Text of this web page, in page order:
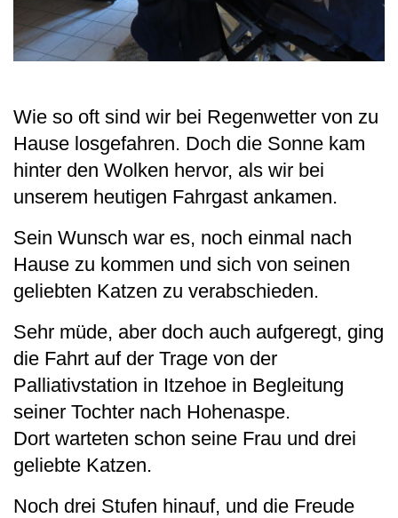
Wie so oft sind wir bei Regenwetter von zu
Hause losgefahren. Doch die Sonne kam
hinter den Wolken hervor, als wir bei
unserem heutigen Fahrgast ankamen.
Sein Wunsch war es, noch einmal nach
Hause zu kommen und sich von seinen
geliebten Katzen zu verabschieden.
Sehr müde, aber doch auch aufgeregt, ging
die Fahrt auf der Trage von der
Palliativstation in Itzehoe in Begleitung
seiner Tochter nach Hohenaspe.
Dort warteten schon seine Frau und drei
geliebte Katzen.
Noch drei Stufen hinauf, und die Freude